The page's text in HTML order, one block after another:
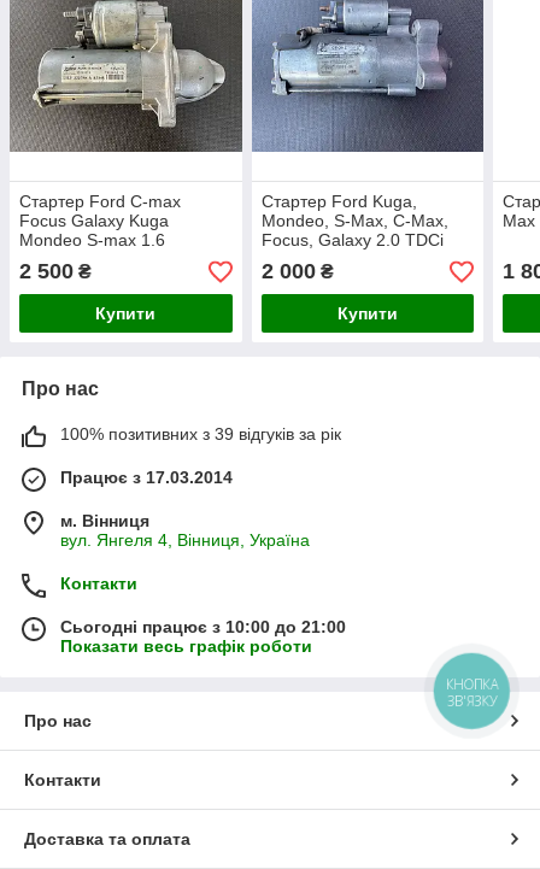
Стартер Ford C-max
Focus Galaxy Kuga
Mondeo S-max 1.6
EcoBoost
2 500 ₴
Купити
Стартер Ford Kuga,
Mondeo, S-Max, C-Max,
Focus, Galaxy 2.0 TDCi
2 000₴
Купити
Max
1
Про нас
100% позитивних з 39 відгуків за рік
Працює з 17.03.2014
м. Вінниця
вул. Янгеля 4, Вінниця, Україна
Контакти
Сьогодні працює з 10:00 до 21:00
Показати весь графік роботи
Про нас
Контакти
Доставка та оплата
КНОПКА
ЗВ'ЯЗКУ